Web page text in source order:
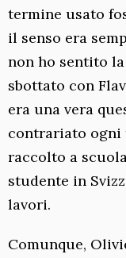
termine usato
il senso era
non ho sentito
sbottato con
era una vera
contrariato ogni
raccolto a
studente in
lavori.
Comunque,